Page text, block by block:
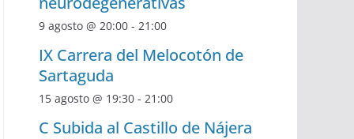
9 agosto @ 20:00 - 21:00
IX Carrera del Melocotón de
Sartaguda
15 agosto @ 19:30 - 21:00
C Subida al Castillo de Nájera